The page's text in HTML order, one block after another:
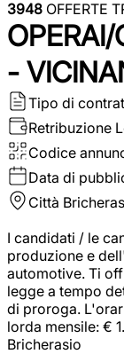
3948 OFFERTE
OPERAI/
-
Tipo di
Retribuzione
Codice
Data di
Città
I candidati / le
produzione e
automotive. Ti
legge a tempo
di proroga.
lorda mensile: €
Bricherasio